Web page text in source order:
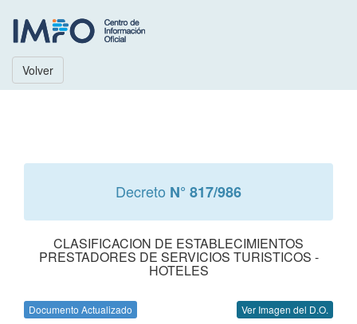
Volver
Decreto N° 817/986
CLASIFICACION DE ESTABLECIMIENTOS
PRESTADORES DE SERVICIOS TURISTICOS -
HOTELES
Documento Actualizado Ver Imagen del D.O.